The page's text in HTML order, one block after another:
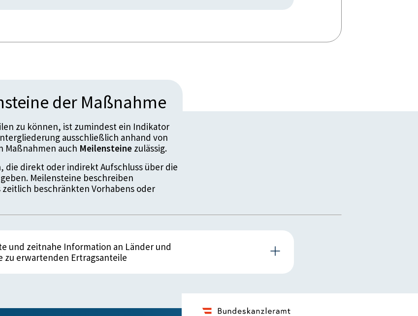
der Maßnahme
zu können, ist zumindest ein Indikator
ausschließlich anhand von
Maßnahmen auch Meilensteine zulässig.
die direkt oder indirekt Aufschluss über die
Meilensteine beschreiben
beschränkten Vorhabens oder
und zeitnahe Information an Länder und
zu erwartenden Ertragsanteile